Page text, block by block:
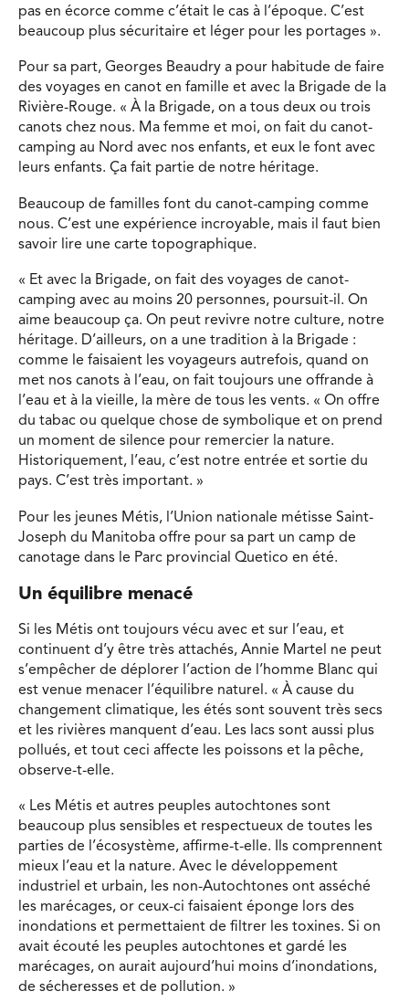
pas en écorce comme c’était le cas à l’époque. C’est
beaucoup plus sécuritaire et léger pour les portages ».
Pour sa part, Georges Beaudry a pour habitude de faire
des voyages en canot en famille et avec la Brigade de la
Rivière-Rouge. « À la Brigade, on a tous deux ou trois
canots chez nous. Ma femme et moi, on fait du canot-
camping au Nord avec nos enfants, et eux le font avec
leurs enfants. Ça fait partie de notre héritage.
Beaucoup de familles font du canot-camping comme
nous. C’est une expérience incroyable, mais il faut bien
savoir lire une carte topographique.
« Et avec la Brigade, on fait des voyages de canot-
camping avec au moins 20 personnes, poursuit-il. On
aime beaucoup ça. On peut revivre notre culture, notre
héritage. D’ailleurs, on a une tradition à la Brigade :
comme le faisaient les voyageurs autrefois, quand on
met nos canots à l’eau, on fait toujours une offrande à
l’eau et à la vieille, la mère de tous les vents. « On offre
du tabac ou quelque chose de symbolique et on prend
un moment de silence pour remercier la nature.
Historiquement, l’eau, c’est notre entrée et sortie du
pays. C’est très important. »
Pour les jeunes Métis, l’Union nationale métisse Saint-
Joseph du Manitoba offre pour sa part un camp de
canotage dans le Parc provincial Quetico en été.
Un équilibre menacé
Si les Métis ont toujours vécu avec et sur l’eau, et
continuent d’y être très attachés, Annie Martel ne peut
s’empêcher de déplorer l’action de l’homme Blanc qui
est venue menacer l’équilibre naturel. « À cause du
changement climatique, les étés sont souvent très secs
et les rivières manquent d’eau. Les lacs sont aussi plus
pollués, et tout ceci affecte les poissons et la pêche,
observe-t-elle.
« Les Métis et autres peuples autochtones sont
beaucoup plus sensibles et respectueux de toutes les
parties de l’écosystème, affirme-t-elle. Ils comprennent
mieux l’eau et la nature. Avec le développement
industriel et urbain, les non-Autochtones ont asséché
les marécages, or ceux-ci faisaient éponge lors des
inondations et permettaient de filtrer les toxines. Si on
avait écouté les peuples autochtones et gardé les
marécages, on aurait aujourd’hui moins d’inondations,
de sécheresses et de pollution. »